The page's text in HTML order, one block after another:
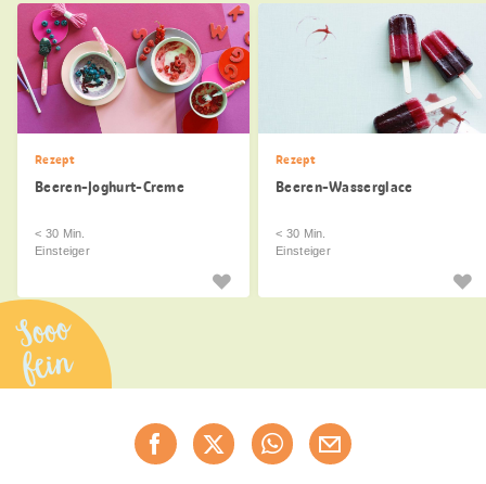
Rezept
Beeren-Joghurt-Creme
< 30 Min.
Einsteiger
Rezept
Beeren-Wasserglace
< 30 Min.
Einsteiger
Sooo
fein
Jetzt weiterempfehlen